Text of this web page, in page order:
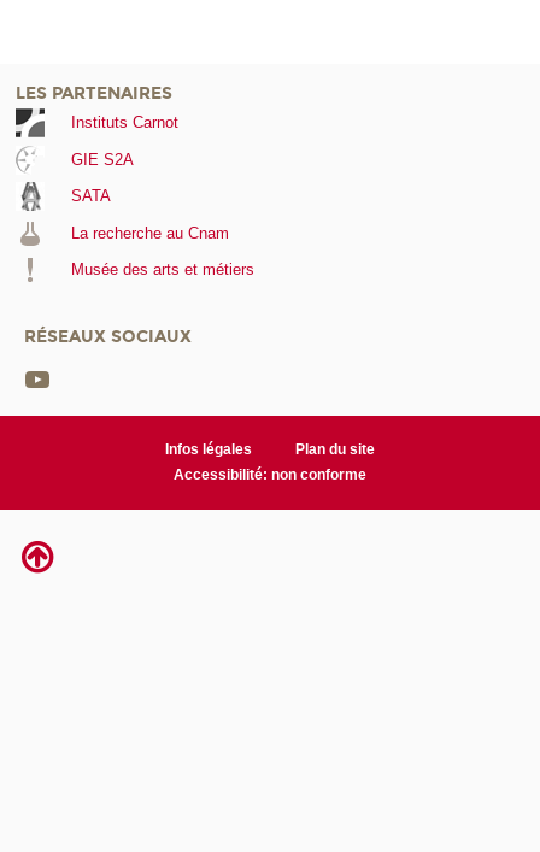
LES PARTENAIRES
Instituts Carnot
GIE S2A
SATA
La recherche au Cnam
Musée des arts et métiers
RÉSEAUX SOCIAUX
Infos légales
Plan du site
Accessibilité: non conforme